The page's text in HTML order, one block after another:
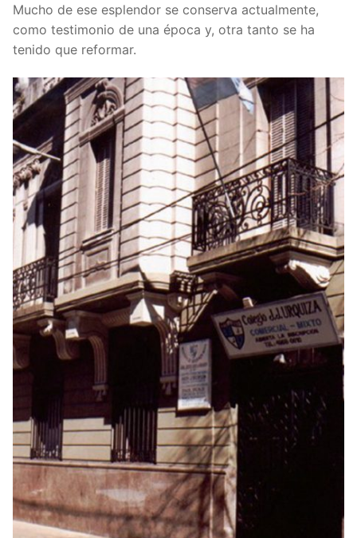
Mucho de ese esplendor se conserva actualmente,
como testimonio de una época y, otra tanto se ha
tenido que reformar.